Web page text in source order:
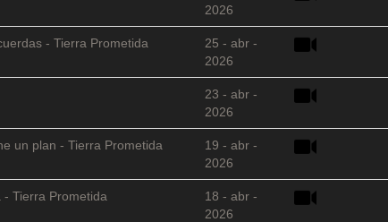
2026
- Tierra Prometida
25 - abr -
2026
23 - abr -
2026
un plan - Tierra Prometida
19 - abr -
2026
- Tierra Prometida
18 - abr -
2026